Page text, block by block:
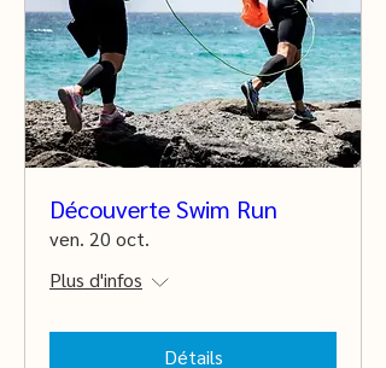
Découverte Swim Run
ven. 20 oct.
Plus d'infos
Détails